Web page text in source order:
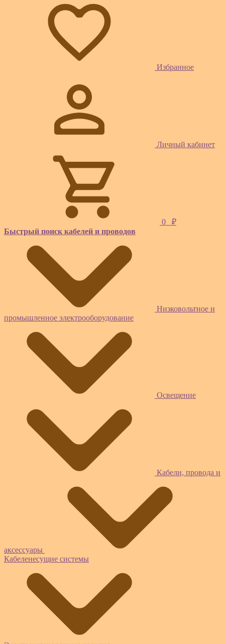
Избранное
Личный кабинет
0
₽
Быстрый поиск кабелей и проводов
Низковольтное и
промышленное электрооборудование
Освещение
Кабели, провода и
аксессуары
Кабеленесущие системы